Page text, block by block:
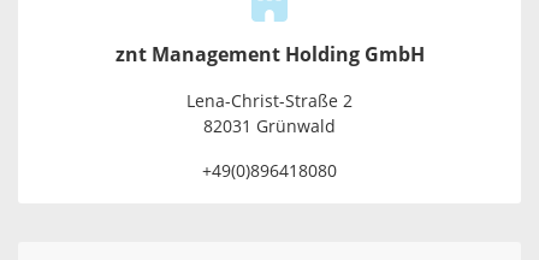
znt Management Holding GmbH
Lena-Christ-Straße 2
82031 Grünwald
+49(0)896418080